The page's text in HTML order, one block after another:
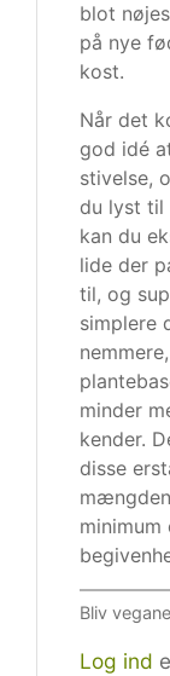
blot
på nye
kost.
Når det
god idé
stivelse,
du lyst til
kan du
lide der
til, og
simplere
minder
kender.
disse
Bliv
Log ind